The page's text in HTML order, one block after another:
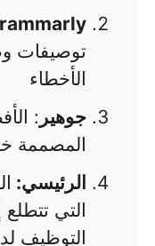
توصيفات
الأخطاء
جوهير :
المصممة
الرئيسي:
التي
التوظيف